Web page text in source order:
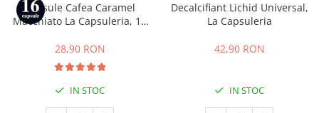
Capsule Cafea Caramel
Macchiato La Capsuleria, 16
Gusto
28,90 RON
IN STOC
Decalcifiant Lichid Universal,
La Capsuleria
42,90 RON
IN STOC